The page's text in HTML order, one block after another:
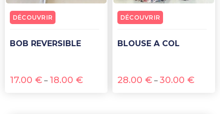
BOB REVERSIBLE
17.00 € – 18.00 €
DÉCOUVRIR
BLOUSE A COL
28.00 € – 30.00 €
DÉCOUVRIR